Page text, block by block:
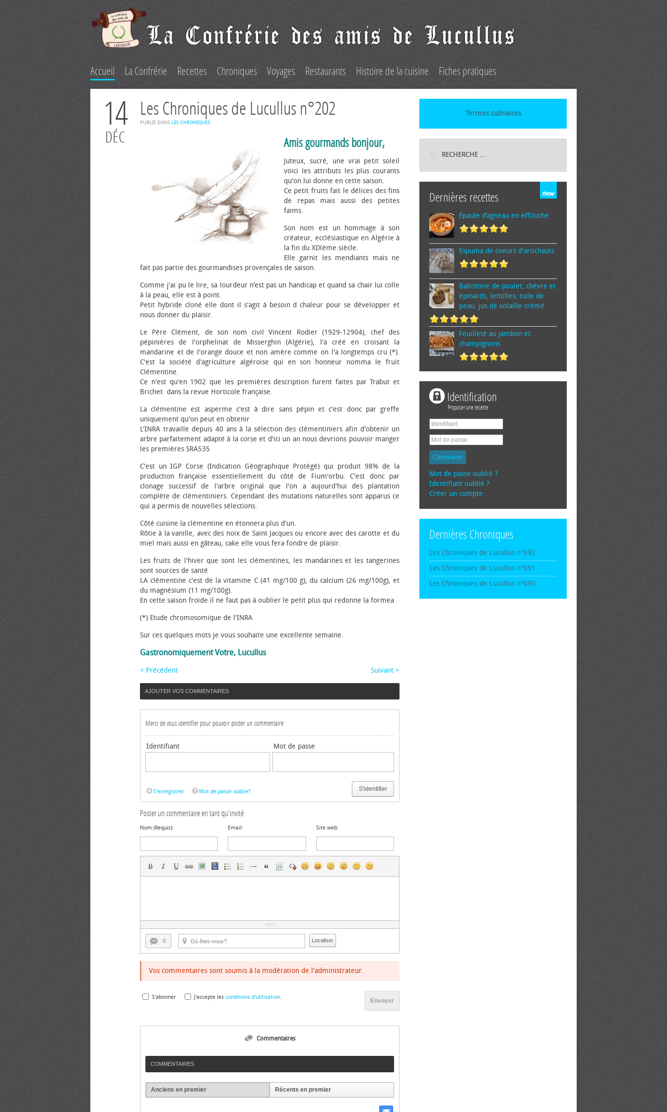
Accueil La Confrérie Recettes Chroniques Voyages Restaurants Histoire de la cuisine Fiches pratiques
14
DÉC
Les Chroniques de Lucullus n°202
PUBLIÉ DANS LES CHRONIQUES.
Amis gourmands bonjour,
Juteux, sucré, une vrai petit soleil
voici les attributs les plus courants
qu'on lui donne en cette saison.
Ce petit fruits fait le délices des fins
de repas mais aussi des petites
faims.
Son nom est un hommage à son
créateur, ecclésiastique en Algérie à
la fin du XIXème siècle.
Elle garnit les mendiants mais ne
fait pas partie des gourmandises provençales de saison.
Comme j'ai pu le lire, sa lourdeur n’est pas un handicap et quand sa chair lui colle
à la peau, elle est à point.
Petit hybride cloné elle dont il s'agit à besoin d chaleur pour se développer et
nous donner du plaisir.
Le Père Clément, de son nom civil Vincent Rodier (1929-12904), chef des
pépinières de l'orphelinat de Misserghin (Algérie), l'a créé en croisant la
mandarine et de l'orange douce et non amère comme on l'a longtemps cru (*).
C'est la société d'agriculture algéroise qui en son honneur nomma le fruit
Clémentine.
Ce n'est qu'en 1902 que les premières description furent faites par Trabut et
Brichet dans la revue Horticole française.
La clémentine est asperme c'est à dire sans pépin et c'est donc par greffe
uniquement qu'on peut en obtenir
L'INRA travaille depuis 40 ans à la sélection des clémentiniers afin d'obtenir un
arbre parfaitement adapté à la corse et d'ici un an nous devrions pouvoir manger
les premières SRA535
C'est un IGP Corse (Indication Géographique Protégé) qui produit 98% de la
production française essentiellement du côté de Fium'orbu. C'est donc par
clonage successif de l'arbre original que l'on a aujourd'hui des plantation
complète de clémentiniers. Cependant des mutations naturelles sont apparus ce
qui a permis de nouvelles sélections.
Côté cuisine la clémentine en étonnera plus d'un.
Rôtie à la vanille, avec des noix de Saint Jacques ou encore avec des carotte et du
miel mais aussi en gâteau, cake elle vous fera fondre de plaisir.
Les fruits de l'hiver que sont les clémentines, les mandarines et les tangerines
sont sources de santé
LA clémentine c'est de la vitamine C (41 mg/100 g), du calcium (26 mg/100g), et
du magnésium (11 mg/100g).
En cette saison froide il ne faut pas à oublier le petit plus qui redonne la formea
(*) Etude chromosomique de l'INRA
Sur ces quelques mots je vous souhaite une excellente semaine.
Gastronomiquement Votre, Lucullus
< Précédent Suivant >
AJOUTER VOS COMMENTAIRES
Merci de vous identifier pour pouvoir poster un commentaire
Identifiant Mot de passe
S'identifier
S'enregistrer Mot de passe oublié?
Poster un commentaire en tant qu'invité
Nom (Requis): Email: Site web:
0 Localiser
Vos commentaires sont soumis à la modération de l'administrateur.
Envoyer
S'abonner J'accepte les conditions d'utilisation.
Commentaires
COMMENTAIRES
Anciens en premier Récents en premier
Termes culinaires
Dernières recettes
Épaule d’agneau en effiloché
Espuma de cœurs d'artichauts
Ballottine de poulet, chèvre et
épinards, lentilles, tuile de
peau, jus de volaille crémé
Feuilleté au jambon et
champignons
Identification
Proposer une recette
Connexion
Mot de passe oublié ?
Identifiant oublié ?
Créer un compte
Dernières Chroniques
Les Chroniques de Lucullus n°692
Les Chroniques de Lucullus n°691
Les Chroniques de Lucullus n°690